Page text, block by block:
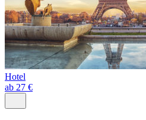
Hotel
ab 27 €